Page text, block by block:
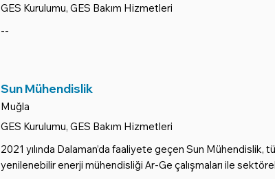
--
GES Kurulumu, GES Bakım Hizmetleri
Sun Mühendislik
Muğla
2021 yılında Dalaman’da faaliyete geçen Sun
yenilenebilir enerji mühendisliği Ar-Ge çalışmaları ile
GES Kurulumu, GES Bakım Hizmetleri